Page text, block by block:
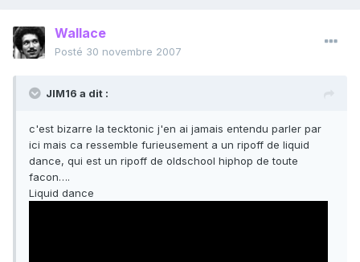
Wallace
Posté 30 novembre 2007
JIM16 a dit :
c'est bizarre la tecktonic j'en ai jamais entendu parler par
ici mais ca ressemble furieusement a un ripoff de liquid
dance, qui est un ripoff de oldschool hiphop de toute
facon….
Liquid dance